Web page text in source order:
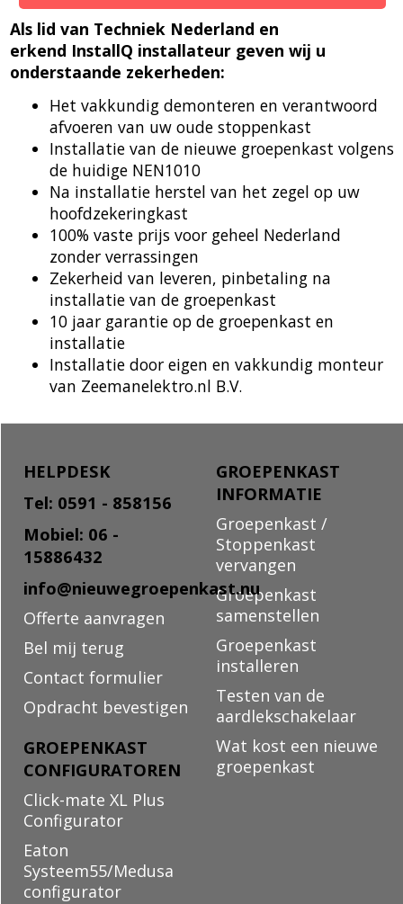
Als lid van Techniek Nederland en
erkend InstallQ installateur geven wij u
onderstaande zekerheden:
Het vakkundig demonteren en verantwoord
afvoeren van uw oude stoppenkast
Installatie van de nieuwe groepenkast volgens
de huidige NEN1010
Na installatie herstel van het zegel op uw
hoofdzekeringkast
100% vaste prijs voor geheel Nederland
zonder verrassingen
Zekerheid van leveren, pinbetaling na
installatie van de groepenkast
10 jaar garantie op de groepenkast en
installatie
Installatie door eigen en vakkundig monteur
van Zeemanelektro.nl B.V.
GROEPENKAST
INFORMATIE
Groepenkast /
Stoppenkast
vervangen
Groepenkast
samenstellen
Groepenkast
installeren
Testen van de
aardlekschakelaar
Wat kost een nieuwe
groepenkast
HELPDESK
Tel: 0591 - 858156
Mobiel: 06 -
15886432
info@nieuwegroepenkast.nu
Offerte aanvragen
Bel mij terug
Contact formulier
Opdracht bevestigen
GROEPENKAST
CONFIGURATOREN
Click-mate XL Plus
Configurator
Eaton
Systeem55/Medusa
configurator